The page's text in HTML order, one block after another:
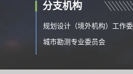
分支机构
规划设计（境外机构）工作
城市勘测专业委员会